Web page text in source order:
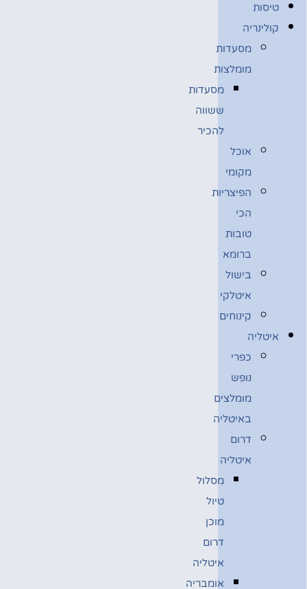
טיסות
קולינריה
מסעדות
מומלצות
מסעדות
ששווה
להכיר
אוכל
מקומי
הפיצריות
הכי
טובות
ברומא
בישול
איטלקי
קינוחים
איטליה
כפרי
נופש
מומלצים
באיטליה
דרום
איטליה
מסלול
טיול
מוכן
דרום
איטליה
אומבריה